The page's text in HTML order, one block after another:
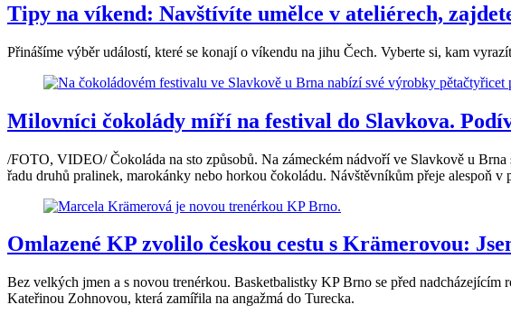
Tipy na víkend: Navštívíte umělce v ateliérech,
Přinášíme výběr událostí, které se konají o víkendu na jihu Čech. Vyberte si, kam
Milovníci čokolády míří na festival do Slavkova.
/FOTO, VIDEO/ Čokoláda na sto způsobů. Na zámeckém nádvoří ve Slavkově u
řadu druhů pralinek, marokánky nebo horkou čokoládu. Návštěvníkům přeje alespoň
Omlazené KP zvolilo českou cestu s Krämerovou:
Bez velkých jmen a s novou trenérkou. Basketbalistky KP Brno se před
Kateřinou Zohnovou, která zamířila na angažmá do Turecka.